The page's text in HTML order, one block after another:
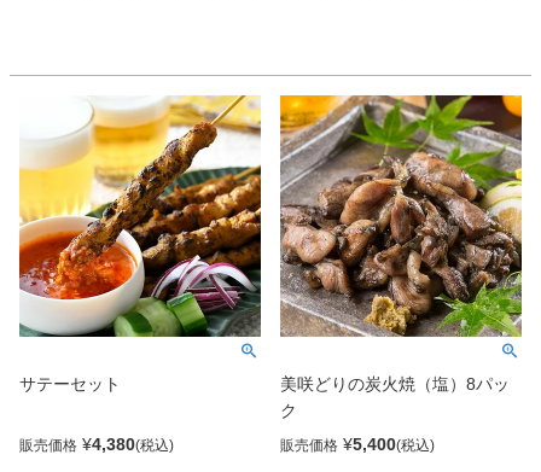
貫禄の味を堪能あれ。
肩ロースのあっさりカスレを詰
め合わせました。
サテーセット
販売価格 ¥4,380
美咲どりの炭火焼（塩）8パッ
ク
販売価格 ¥5,400